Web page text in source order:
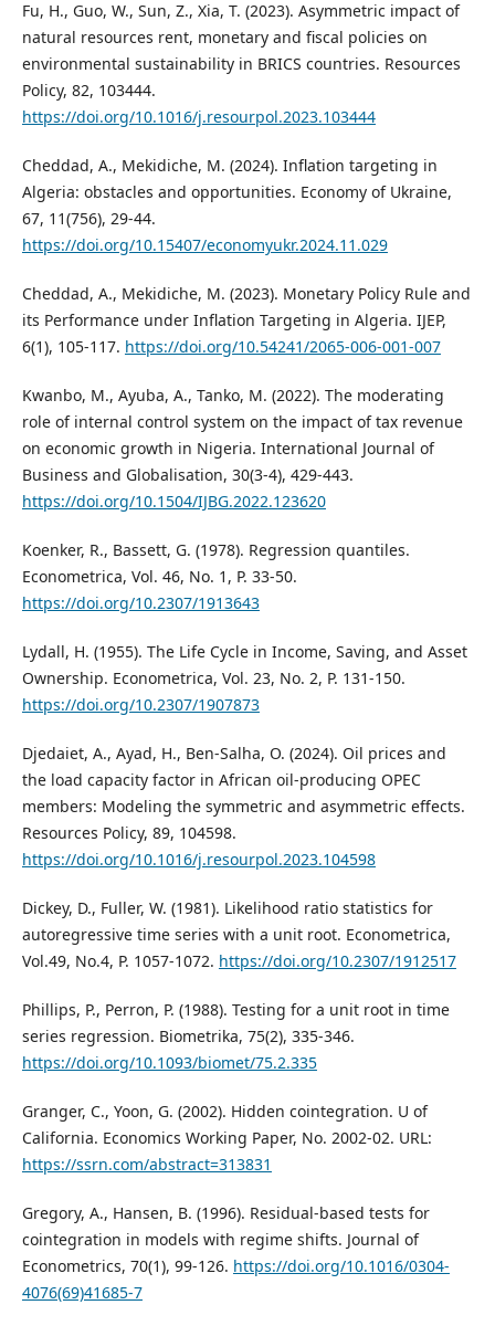
Fu, H., Guo, W., Sun, Z., Xia, T. (2023). Asymmetric impact of
natural resources rent, monetary and fiscal policies on
environmental sustainability in BRICS countries. Resources
Policy, 82, 103444.
https://doi.org/10.1016/j.resourpol.2023.103444
Cheddad, A., Mekidiche, M. (2024). Inflation targeting in
Algeria: obstacles and opportunities. Economy of Ukraine,
67, 11(756), 29-44.
https://doi.org/10.15407/economyukr.2024.11.029
Cheddad, A., Mekidiche, M. (2023). Monetary Policy Rule and
its Performance under Inflation Targeting in Algeria. IJEP,
6(1), 105-117. https://doi.org/10.54241/2065-006-001-007
Kwanbo, M., Ayuba, A., Tanko, M. (2022). The moderating
role of internal control system on the impact of tax revenue
on economic growth in Nigeria. International Journal of
Business and Globalisation, 30(3-4), 429-443.
https://doi.org/10.1504/IJBG.2022.123620
Koenker, R., Bassett, G. (1978). Regression quantiles.
Econometrica, Vol. 46, No. 1, P. 33-50.
https://doi.org/10.2307/1913643
Lydall, H. (1955). The Life Cycle in Income, Saving, and Asset
Ownership. Econometrica, Vol. 23, No. 2, P. 131-150.
https://doi.org/10.2307/1907873
Djedaiet, A., Ayad, H., Ben-Salha, O. (2024). Oil prices and
the load capacity factor in African oil-producing OPEC
members: Modeling the symmetric and asymmetric effects.
Resources Policy, 89, 104598.
https://doi.org/10.1016/j.resourpol.2023.104598
Dickey, D., Fuller, W. (1981). Likelihood ratio statistics for
autoregressive time series with a unit root. Econometrica,
Vol.49, No.4, P. 1057-1072. https://doi.org/10.2307/1912517
Phillips, P., Perron, P. (1988). Testing for a unit root in time
series regression. Biometrika, 75(2), 335-346.
https://doi.org/10.1093/biomet/75.2.335
Granger, C., Yoon, G. (2002). Hidden cointegration. U of
California. Economics Working Paper, No. 2002-02. URL:
https://ssrn.com/abstract=313831
Gregory, A., Hansen, B. (1996). Residual-based tests for
cointegration in models with regime shifts. Journal of
Econometrics, 70(1), 99-126. https://doi.org/10.1016/0304-
4076(69)41685-7